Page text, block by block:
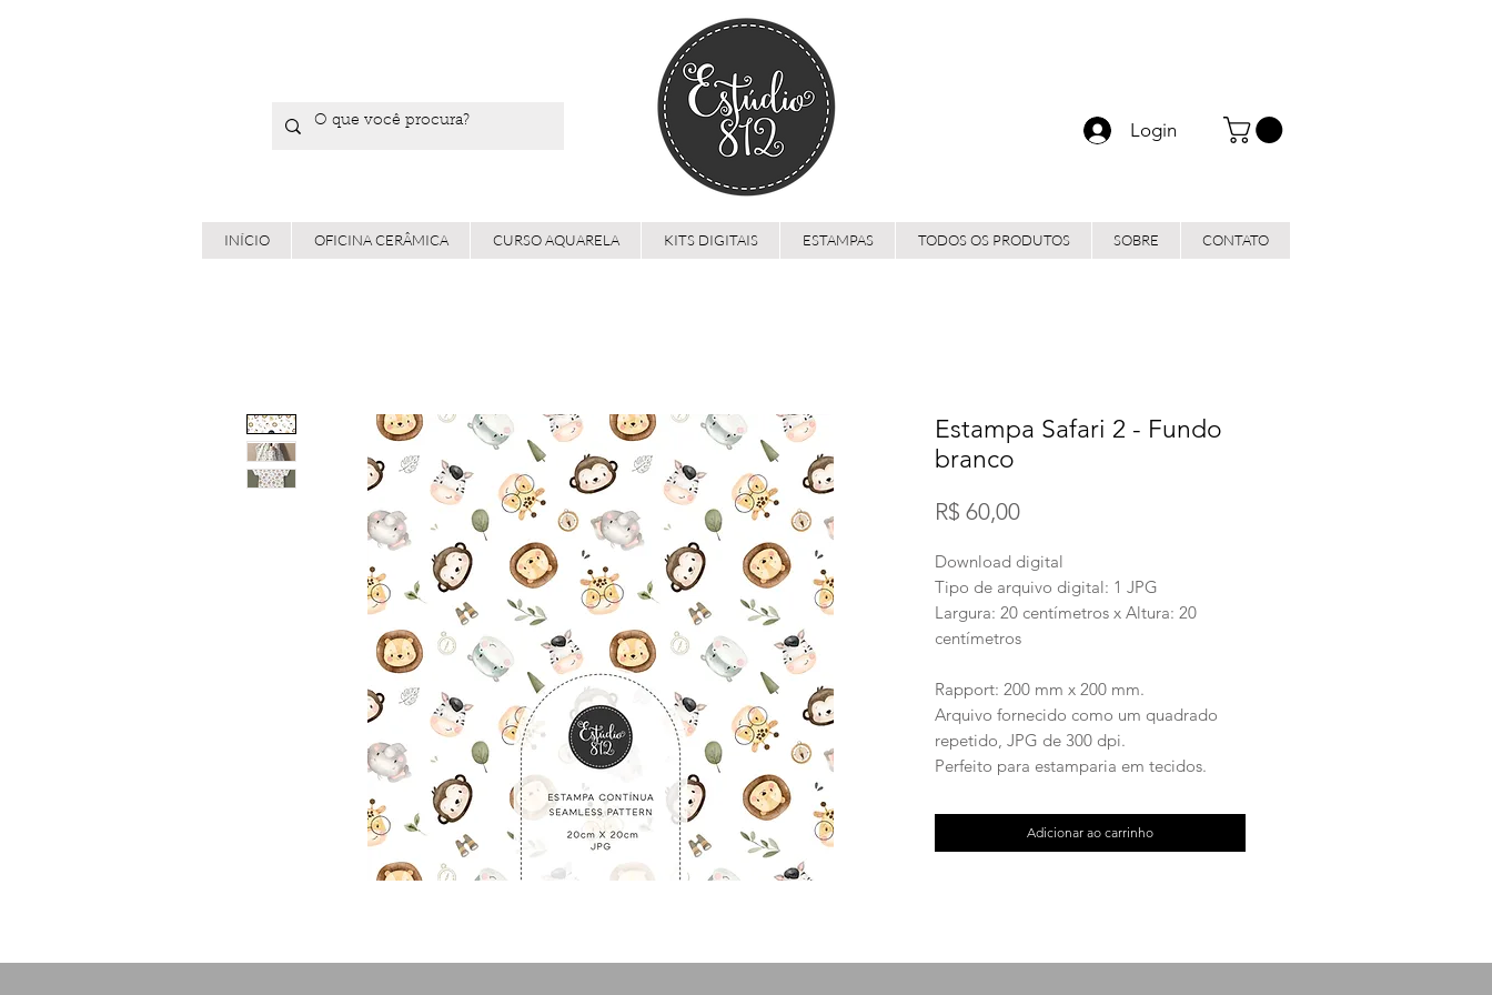
Login
INÍCIO OFICINA CERÂMICA CURSO AQUARELA KITS DIGITAIS ESTAMPAS TODOS OS PRODUTOS SOBRE CONTATO
Estampa Safari 2 - Fundo
branco
R$ 60,00Preço
Download digital
Tipo de arquivo digital: 1 JPG
Largura: 20 centímetros x Altura: 20
centímetros
Rapport: 200 mm x 200 mm.
Arquivo fornecido como um quadrado
repetido, JPG de 300 dpi.
Perfeito para estamparia em tecidos.
Adicionar ao carrinho